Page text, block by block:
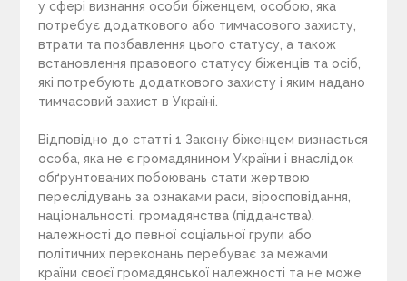
у сфері визнання особи біженцем, особою, яка
потребує додаткового або тимчасового захисту,
втрати та позбавлення цього статусу, а також
встановлення правового статусу біженців та осіб,
які потребують додаткового захисту і яким надано
тимчасовий захист в Україні.
Відповідно до статті 1 Закону біженцем визнається
особа, яка не є громадянином України і внаслідок
обґрунтованих побоювань стати жертвою
переслідувань за ознаками раси, віросповідання,
національності, громадянства (підданства),
належності до певної соціальної групи або
політичних переконань перебуває за межами
країни своєї громадянської належності та не може